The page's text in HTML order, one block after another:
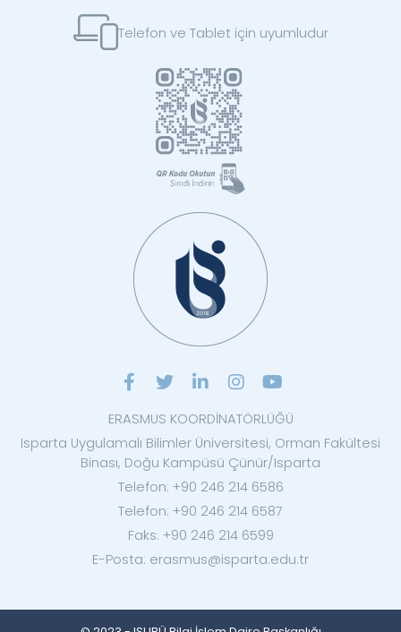
Telefon ve Tablet için uyumludur
ERASMUS KOORDİNATÖRLÜĞÜ
Isparta Uygulamalı Bilimler Üniversitesi, Orman Fakültesi
Binası, Doğu Kampüsü Çünür/Isparta
Telefon: +90 246 214 6586
Telefon: +90 246 214 6587
Faks: +90 246 214 6599
E-Posta: erasmus@isparta.edu.tr